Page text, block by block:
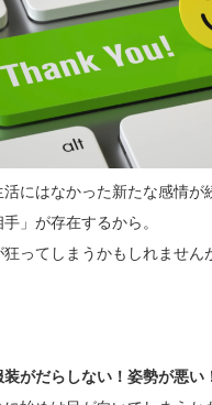
にはなかった新たな感情が
」が存在するから。
狂ってしまうかもしれません
がだらしない！姿勢が悪い